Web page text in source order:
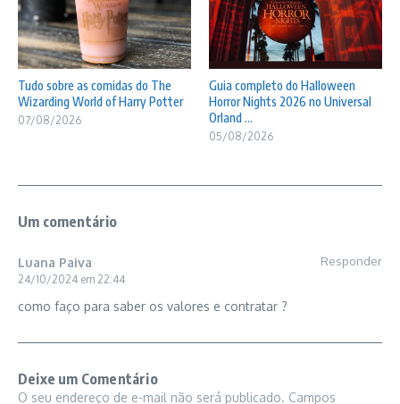
Tudo sobre as comidas do The
Wizarding World of Harry Potter
07/08/2026
Guia completo do Halloween
Horror Nights 2026 no Universal
Orland ...
05/08/2026
Um comentário
Luana Paiva
24/10/2024 em 22:44
Responder
como faço para saber os valores e contratar ?
Deixe um Comentário
O seu endereço de e-mail não será publicado. Campos